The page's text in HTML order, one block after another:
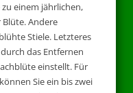
einem jährlichen,
Andere
Stiele. Letzteres
das Entfernen
einstellt. Für
Sie ein bis zwei